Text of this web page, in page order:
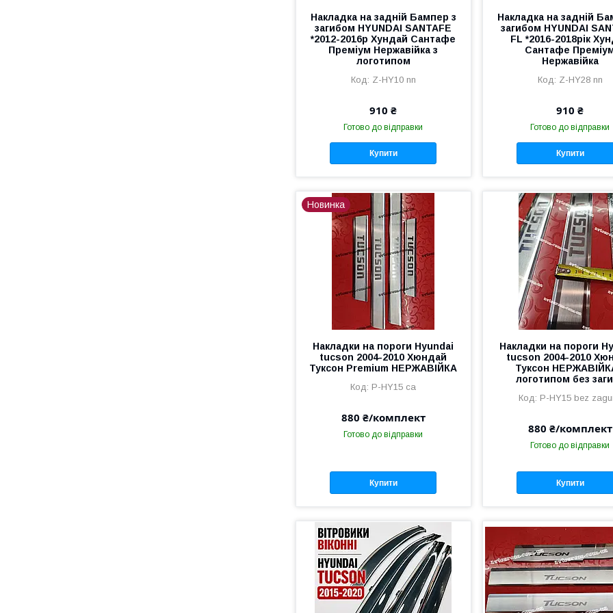
Накладка на задній Бампер з
загибом HYUNDAI SANTAFE
*2012-2016р Хундай Сантафе
Преміум Нержавійка з
логотипом
Z-HY10 nn
910 ₴
Готово до відправки
Купити
Накладка на задній
загибом HYUNDAI
FL *2016-2018рік
Сантафе
Нержавійка
Z-HY28 nn
910 ₴
Готово до відправки
Купити
Новинка
Накладки на пороги Hyundai
tucson 2004-2010 Хюндай
Туксон Premium НЕРЖАВІЙКА
P-HY15 ca
880 ₴/комплект
Готово до відправки
Купити
Накладки на пороги
tucson 2004-2010
Туксон
логотипом без
P-HY15 bez
880 ₴/комплект
Готово до відправки
Купити